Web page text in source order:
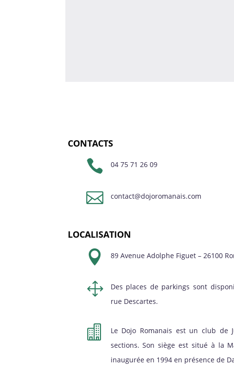
CONTACTS
 04 75 71 26 09
 contact@dojoromanais.com
LOCALISATION
 89 Avenue Adolphe Figuet – 26100
1
Des places de parkings sont
rue Descartes.

Le Dojo Romanais est un club de
sections. Son siège est situé à la
inaugurée en 1994 en présence de